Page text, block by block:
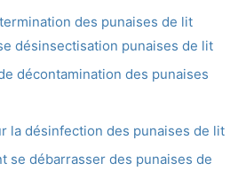
des punaises de lit
désinsectisation punaises de lit
décontamination des punaises
la désinfection des punaises de lit
se débarrasser des punaises de